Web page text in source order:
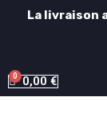
La livraison
0,00 €